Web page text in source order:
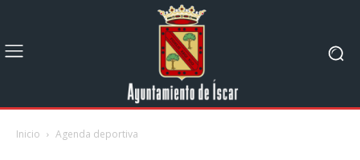
Inicio Agenda deportiva